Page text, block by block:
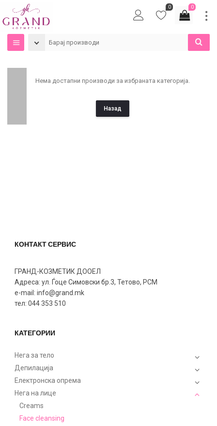
0
0
Нема достапни производи за избраната категорија.
Назад
КОНТАКТ СЕРВИС
ГРАНД-КОЗМЕТИК ДООЕЛ
Адреса: ул. Ѓоце Симовски бр.3, Тетово, РСМ
e-mail: info@grand.mk
тел: 044 353 510
КАТЕГОРИИ
Нега за тело
Депилација
Електронска опрема
Нега на лице
Creams
Face cleansing